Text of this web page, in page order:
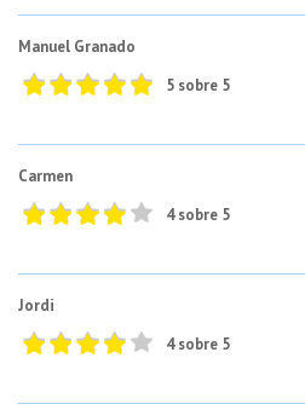
Manuel Granado
5 sobre 5
Carmen
4 sobre 5
Jordi
4 sobre 5